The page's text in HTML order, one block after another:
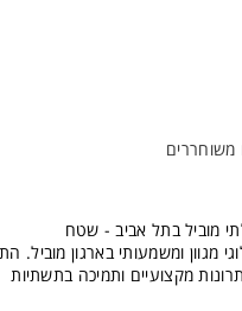
מוביל בתל אביב - שטח
מגוון ומשמעותי בארגון מוביל.
מקצועיים ותמיכה בתשתיות
ותרומה לשמירה על
ולגברים כאחד.